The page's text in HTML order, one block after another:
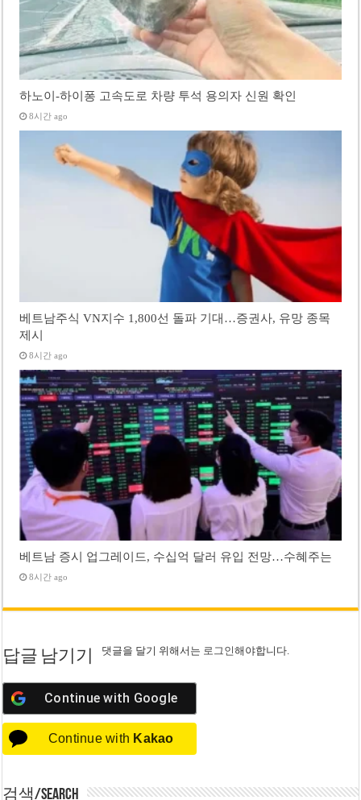
하노이-하이퐁 고속도로 차량 투석 용의자 신원 확인
8시간 ago
베트남주식 VN지수 1,800선 돌파 기대…증권사, 유망 종목
제시
8시간 ago
베트남 증시 업그레이드, 수십억 달러 유입 전망…수혜주는
8시간 ago
답글 남기기 댓글을 달기 위해서는 로그인해야합니다.
Continue with Google
Continue with Kakao
검색/Search